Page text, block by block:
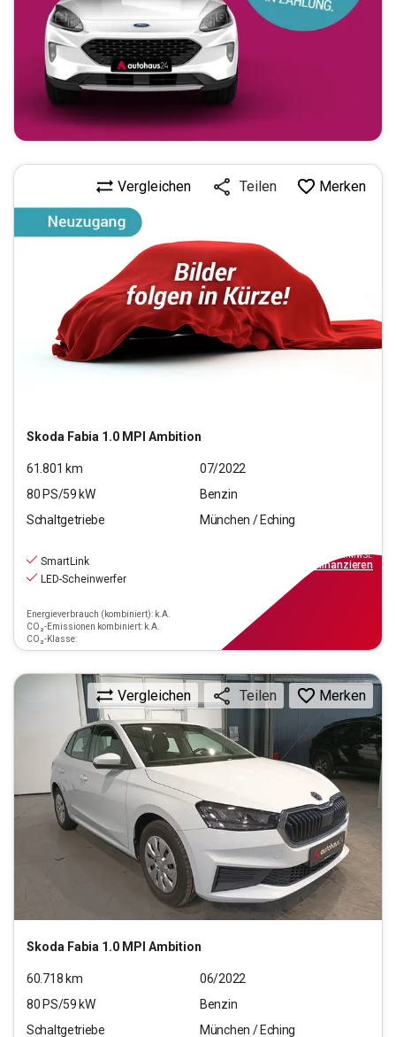
Skoda Fabia 1.0 MPI Ambition
Vergleichen Teilen Merken
61.801 km
07/2022
80 PS/59 kW
Benzin
Schaltgetriebe
München / Eching
SmartLink
LED-Scheinwerfer
Energieverbrauch (kombiniert): k.A.
CO₂-Emissionen kombiniert: k.A.
CO₂-Klasse:
inkl.MwSt.
finanzieren
Skoda Fabia 1.0 MPI Ambition
Vergleichen Teilen Merken
60.718 km
06/2022
80 PS/59 kW
Benzin
Schaltgetriebe
München / Eching